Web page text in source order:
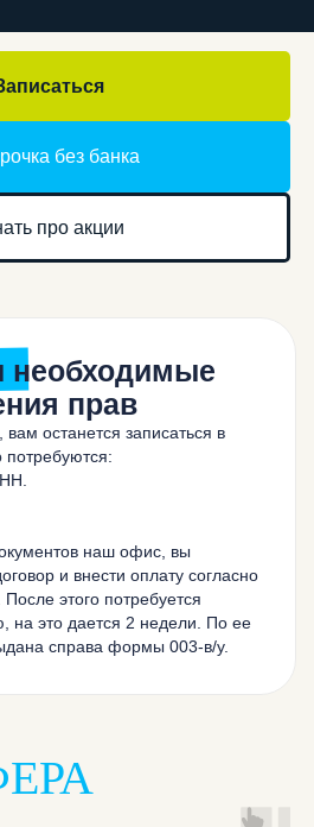
без банка
про акции
необходимые
прав
останется записаться в
потребуются:
наш офис, вы
и внести оплату согласно
этого потребуется
на это дается 2 недели. По ее
справа формы 003-в/у.